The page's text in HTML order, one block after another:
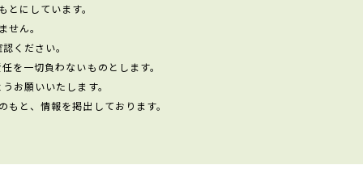
にしています。
ん。
ください。
を一切負わないものとします。
お願いいたします。
と、情報を掲出しております。